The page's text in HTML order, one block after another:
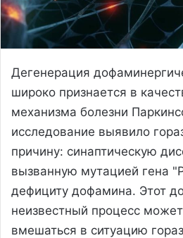
Дегенерация
широко признается в
механизма болезни
исследование выявило
причину: синаптическую
вызванную мутацией гена
дефициту дофамина. Этот
неизвестный процесс
вмешаться в ситуацию